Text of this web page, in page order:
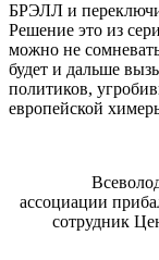
БРЭЛЛ и
Решение это из
можно не
будет и дальше
политиков,
европейской
ассоциации
сотрудник